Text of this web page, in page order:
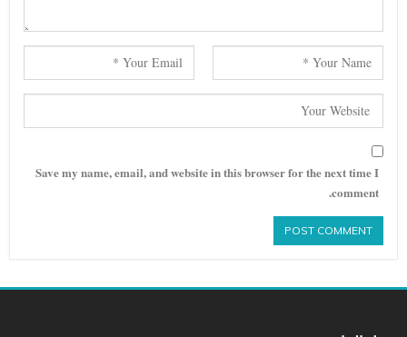
Save my name, email, and website in this browser for the next time I
comment.